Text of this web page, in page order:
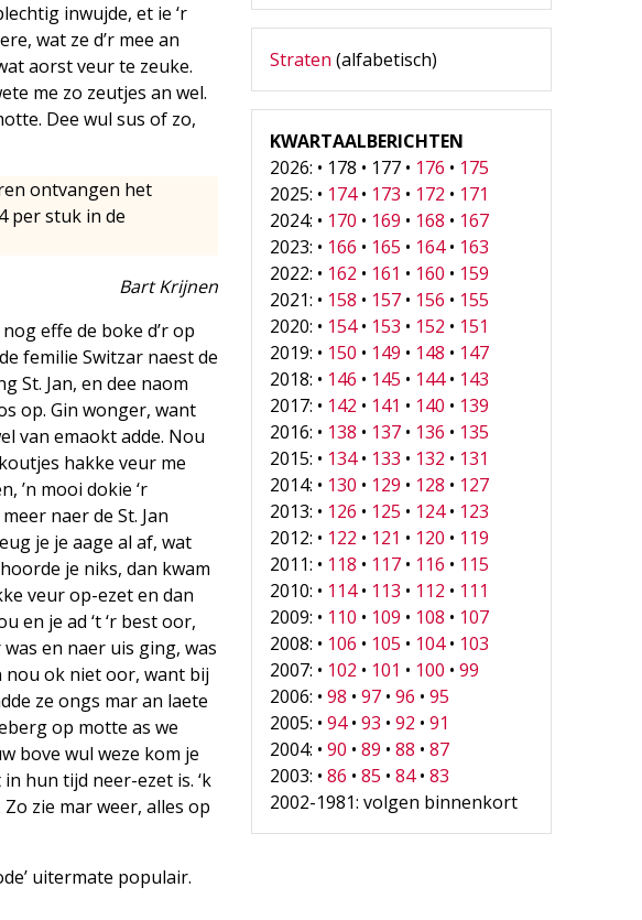
inwujde, et ie ‘r
wat ze d’r mee an
aorst veur te zeuke.
me zo zeutjes an wel.
Dee wul sus of zo,
ontvangen het
per stuk in de
Bart Krijnen
effe de boke d’r op
femilie Switzar naest de
St. Jan, en dee naom
op. Gin wonger, want
van emaokt adde. Nou
hakke veur me
’n mooi dokie ‘r
naer de St. Jan
je je aage al af, wat
je niks, dan kwam
veur op-ezet en dan
en je ad ‘t ‘r best oor,
en naer uis ging, was
nou ok niet oor, want bij
ze ongs mar an laete
op motte as we
bove wul weze kom je
hun tijd neer-ezet is. ‘k
zie mar weer, alles op
uitermate populair.
Straten (alfabetisch)
KWARTAALBERICHTEN
2026: • 178 • 177 • 176 • 175
2025: • 174• 173 • 172 • 171
2024: • 170 • 169 • 168 • 167
2023: • 166 • 165 • 164• 163
2022: • 162 • 161 • 160 • 159
2021: • 158 • 157 • 156 • 155
2020: • 154• 153 • 152 • 151
2019: • 150 • 149 • 148 • 147
2018: • 146 • 145 • 144• 143
2017: • 142 • 141 • 140 • 139
2016: • 138 • 137 • 136 • 135
2015: • 134• 133 • 132 • 131
2014: • 130 • 129 • 128 • 127
2013: • 126 • 125 • 124• 123
2012: • 122 • 121 • 120 • 119
2011: • 118 • 117 • 116 • 115
2010: • 114• 113 • 112 • 111
2009: • 110 • 109 • 108 • 107
2008: • 106 • 105 • 104• 103
2007: • 102 • 101 • 100 •99
2006: •98 •97 •96 •95
2005: •94•93 •92 •91
2004: •90 •89 •88 •87
2003: •86 •85 •84•83
2002-1981: volgen binnenkort